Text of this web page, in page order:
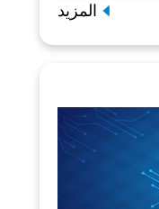
المزيد